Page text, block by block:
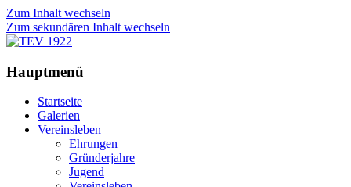
Zum Inhalt wechseln
Zum sekundären Inhalt wechseln
TEV 1922
Hauptmenü
Startseite
Galerien
Vereinsleben
Ehrungen
Gründerjahre
Jugend